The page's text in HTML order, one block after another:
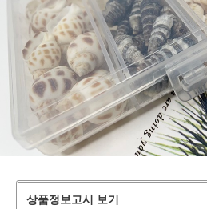
상품정보고시 보기